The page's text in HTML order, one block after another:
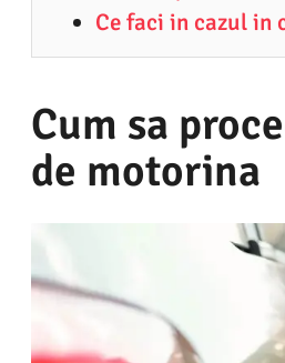
Ce faci in cazul in
Cum sa
de motorina